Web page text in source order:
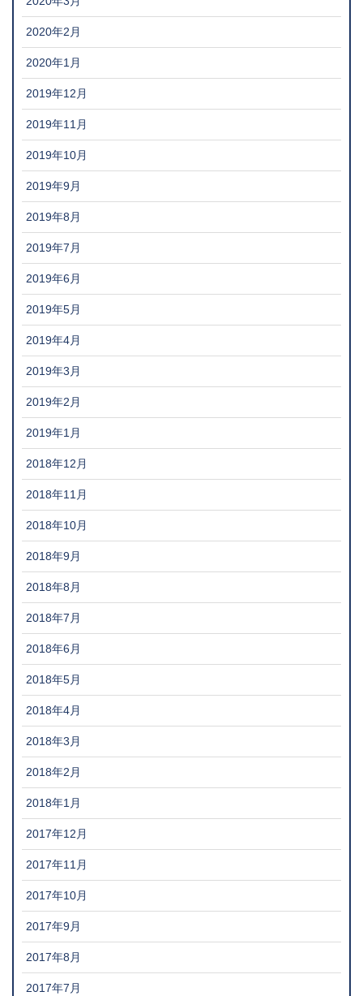
2020年2月
2020年1月
2019年12月
2019年11月
2019年10月
2019年9月
2019年8月
2019年7月
2019年6月
2019年5月
2019年4月
2019年3月
2019年2月
2019年1月
2018年12月
2018年11月
2018年10月
2018年9月
2018年8月
2018年7月
2018年6月
2018年5月
2018年4月
2018年3月
2018年2月
2018年1月
2017年12月
2017年11月
2017年10月
2017年9月
2017年8月
2017年7月